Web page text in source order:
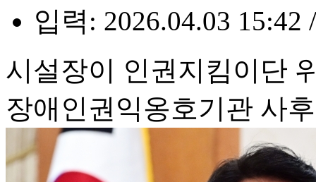
입력: 2026.04.03 15:42
시설장이 인권지킴이단
장애인권익옹호기관 사